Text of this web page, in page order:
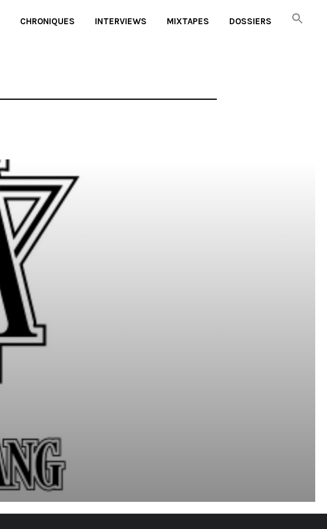
CHRONIQUES INTERVIEWS MIXTAPES DOSSIERS